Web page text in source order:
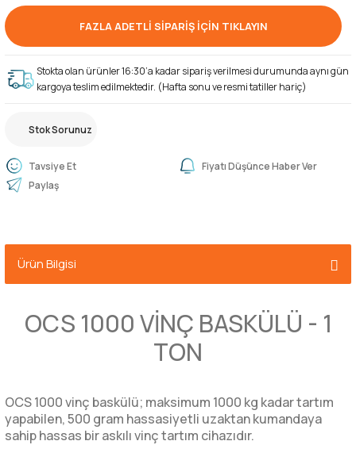
FAZLA ADETLİ SİPARİŞ İÇİN TIKLAYIN
Stokta olan ürünler 16:30’a kadar sipariş verilmesi durumunda aynı gün
kargoya teslim edilmektedir. (Hafta sonu ve resmi tatiller hariç)
Stok Sorunuz
Tavsiye Et
Fiyatı Düşünce Haber Ver
Paylaş
Ürün Bilgisi
OCS 1000 VİNÇ BASKÜLÜ - 1
TON
OCS 1000 vinç baskülü; maksimum 1000 kg kadar tartım
yapabilen, 500 gram hassasiyetli uzaktan kumandaya
sahip hassas bir askılı vinç tartım cihazıdır.